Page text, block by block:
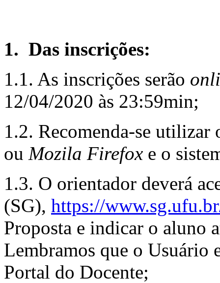
1. Das inscrições:
1.1. As inscrições serão
12/04/2020 às 23:59min;
1.2. Recomenda-se utilizar
ou Mozila Firefox e o
1.3. O orientador deverá
(SG), https://
Proposta e indicar o aluno
Lembramos que o Usuário
Portal do Docente;